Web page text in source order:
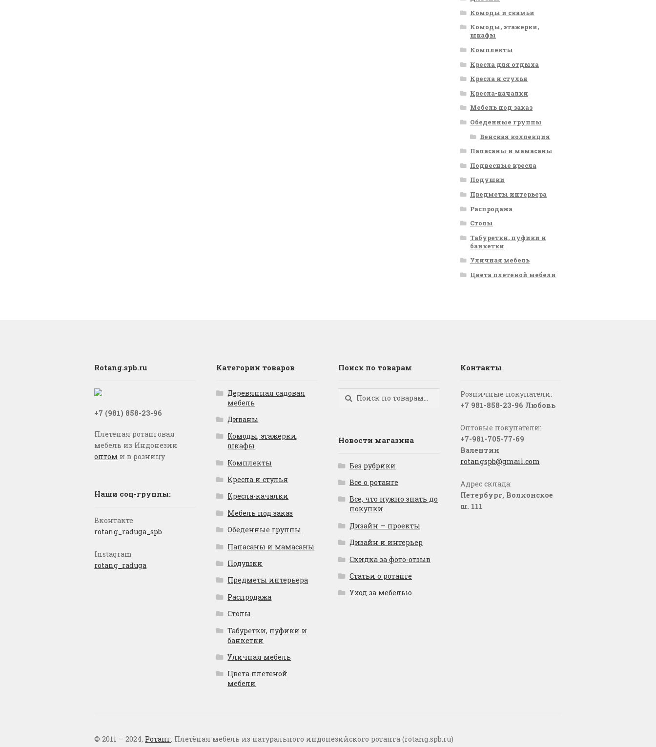
Комоды и скамьи
Комоды, этажерки,
шкафы
Комплекты
Кресла для отдыха
Кресла и стулья
Кресла-качалки
Мебель под заказ
Обеденные группы
Венская коллекция
Папасаны и мамасаны
Подвесные кресла
Подушки
Предметы интерьера
Распродажа
Столы
Табуретки, пуфики и
банкетки
Уличная мебель
Цвета плетеной мебели
Rotang.spb.ru
+7 (981) 858-23-96
Плетеная ротанговая
мебель из Индонезии
оптом и в розницу
Наши соц-группы:
Вконтакте
rotang_raduga_spb
Instagram
rotang_raduga
Категории товаров
Деревянная садовая
мебель
Диваны
Комоды, этажерки,
шкафы
Комплекты
Кресла и стулья
Кресла-качалки
Мебель под заказ
Обеденные группы
Папасаны и мамасаны
Подушки
Предметы интерьера
Распродажа
Столы
Табуретки, пуфики и
банкетки
Уличная мебель
Цвета плетеной
мебели
Поиск по товарам
Искать:
Поиск
Новости магазина
Без рубрики
Все о ротанге
Все, что нужно знать до
покупки
Дизайн — проекты
Дизайн и интерьер
Скидка за фото-отзыв
Статьи о ротанге
Уход за мебелью
Контакты
Розничные покупатели:
+7 981-858-23-96 Любовь
Оптовые покупатели:
+7-981-705-77-69
Валентин
rotangspb@gmail.com
Адрес склада:
Петербург, Волхонское
ш. 111
© 2011 – 2024, Ротанг. Плетёная мебель из натурального индонезийского ротанга (rotang.spb.ru)